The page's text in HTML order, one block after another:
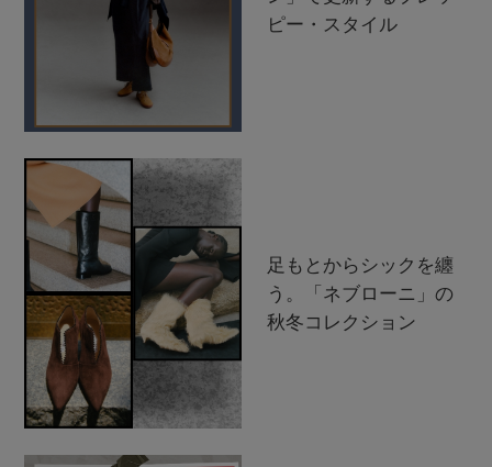
ピー・スタイル
足もとからシックを纏
う。「ネブローニ」の
秋冬コレクション